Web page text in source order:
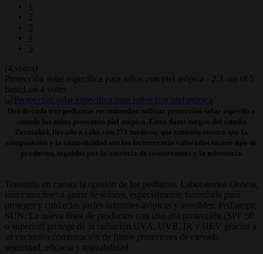
1
2
3
4
5
(4 votos)
Protección solar específica para niños con piel atópica - 2.3 out of 5
based on 4 votes
Dos de cada tres pediatras recomiendan utilizar protección solar específica
cuando los niños presentan piel atópica. Estos datos surgen del estudio
Dermakid, llevado a cabo con 271 médicos, que también mostró que la
composición y la cosmeticidad son los factores más valorados en este tipo de
productos, seguidos por la ausencia de conservantes y la tolerancia.
Teniendo en cuenta la opinión de los pediatras, Laboratorios Ordesa,
lanza una nueva gama de solares, especialmente formulada para
proteger y cuidar las pieles infantiles atópicas y sensibles: Pediatopic
SUN. La nueva línea de productos con una alta protección (SPF 50
o superior) protege de la radiación UVA, UVB, IR y HEV gracias a
su exclusiva combinación de filtros protectores de elevada
seguridad, eficacia y tolerabilidad